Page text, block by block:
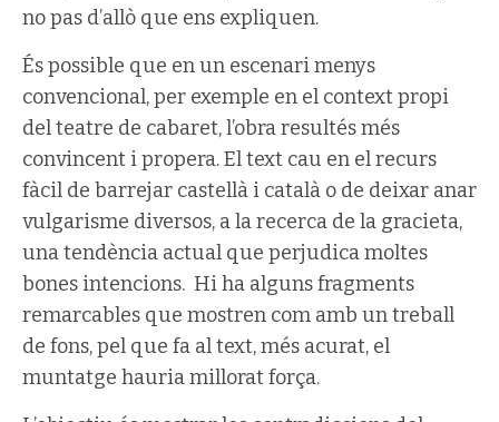
no pas d’allò que ens expliquen.
És possible que en un escenari menys
convencional, per exemple en el context propi
del teatre de cabaret, l’obra resultés més
convincent i propera. El text cau en el recurs
fàcil de barrejar castellà i català o de deixar anar
vulgarisme diversos, a la recerca de la gracieta,
una tendència actual que perjudica moltes
bones intencions. Hi ha alguns fragments
remarcables que mostren com amb un treball
de fons, pel que fa al text, més acurat, el
muntatge hauria millorat força.